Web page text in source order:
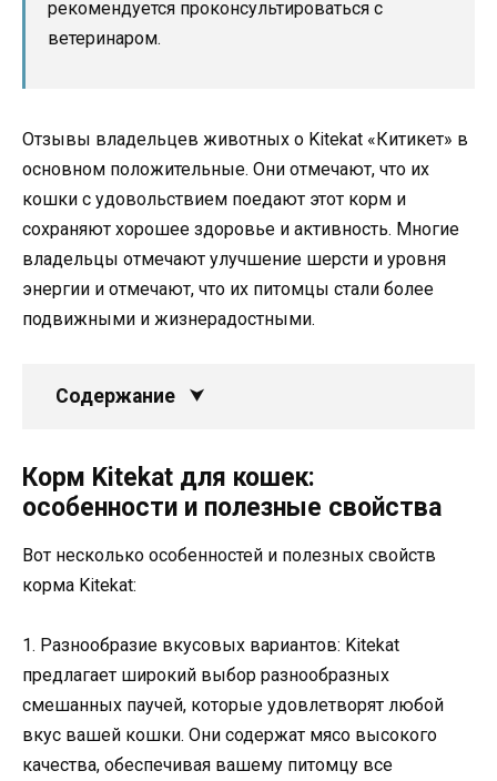
рекомендуется проконсультироваться с
ветеринаром.
Отзывы владельцев животных о Kitekat «Китикет» в
основном положительные. Они отмечают, что их
кошки с удовольствием поедают этот корм и
сохраняют хорошее здоровье и активность. Многие
владельцы отмечают улучшение шерсти и уровня
энергии и отмечают, что их питомцы стали более
подвижными и жизнерадостными.
Содержание
Корм Kitekat для кошек:
особенности и полезные свойства
Вот несколько особенностей и полезных свойств
корма Kitekat:
1. Разнообразие вкусовых вариантов: Kitekat
предлагает широкий выбор разнообразных
смешанных паучей, которые удовлетворят любой
вкус вашей кошки. Они содержат мясо высокого
качества, обеспечивая вашему питомцу все